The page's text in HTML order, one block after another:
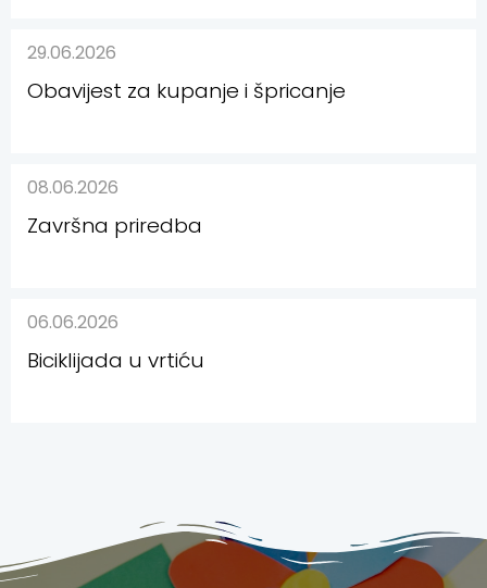
29.06.2026
Obavijest za kupanje i špricanje
08.06.2026
Završna priredba
06.06.2026
Biciklijada u vrtiću